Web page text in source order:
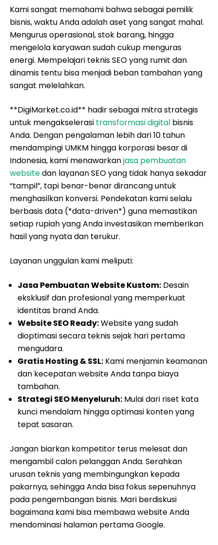
Kami sangat memahami bahwa sebagai pemilik
bisnis, waktu Anda adalah aset yang sangat mahal.
Mengurus operasional, stok barang, hingga
mengelola karyawan sudah cukup menguras
energi. Mempelajari teknis SEO yang rumit dan
dinamis tentu bisa menjadi beban tambahan yang
sangat melelahkan.
**DigiMarket.co.id** hadir sebagai mitra strategis
untuk mengakselerasi transformasi digital bisnis
Anda. Dengan pengalaman lebih dari 10 tahun
mendampingi UMKM hingga korporasi besar di
Indonesia, kami menawarkanjasa pembuatan
websitedan layanan SEO yang tidak hanya sekadar
“tampil”, tapi benar-benar dirancang untuk
menghasilkan konversi. Pendekatan kami selalu
berbasis data (*data-driven*) guna memastikan
setiap rupiah yang Anda investasikan memberikan
hasil yang nyata dan terukur.
Layanan unggulan kami meliputi:
Jasa Pembuatan Website Kustom: Desain
eksklusif dan profesional yang memperkuat
identitas brand Anda.
Website SEO Ready:Website yang sudah
dioptimasi secara teknis sejak hari pertama
mengudara.
Gratis Hosting & SSL: Kami menjamin keamanan
dan kecepatan website Anda tanpa biaya
tambahan.
Strategi SEO Menyeluruh: Mulai dari riset kata
kunci mendalam hingga optimasi konten yang
tepat sasaran.
Jangan biarkan kompetitor terus melesat dan
mengambil calon pelanggan Anda. Serahkan
urusan teknis yang membingungkan kepada
pakarnya, sehingga Anda bisa fokus sepenuhnya
pada pengembangan bisnis. Mari berdiskusi
bagaimana kami bisa membawa website Anda
mendominasi halaman pertama Google.